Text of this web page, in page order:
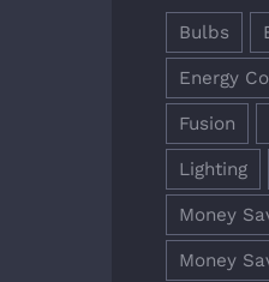
Bulbs
Energy
Fusion
Lighting
Money
Money